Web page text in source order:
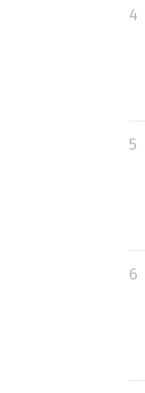
4
5
6